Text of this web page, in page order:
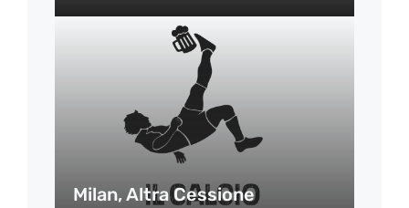
Milan, Altra Cessione